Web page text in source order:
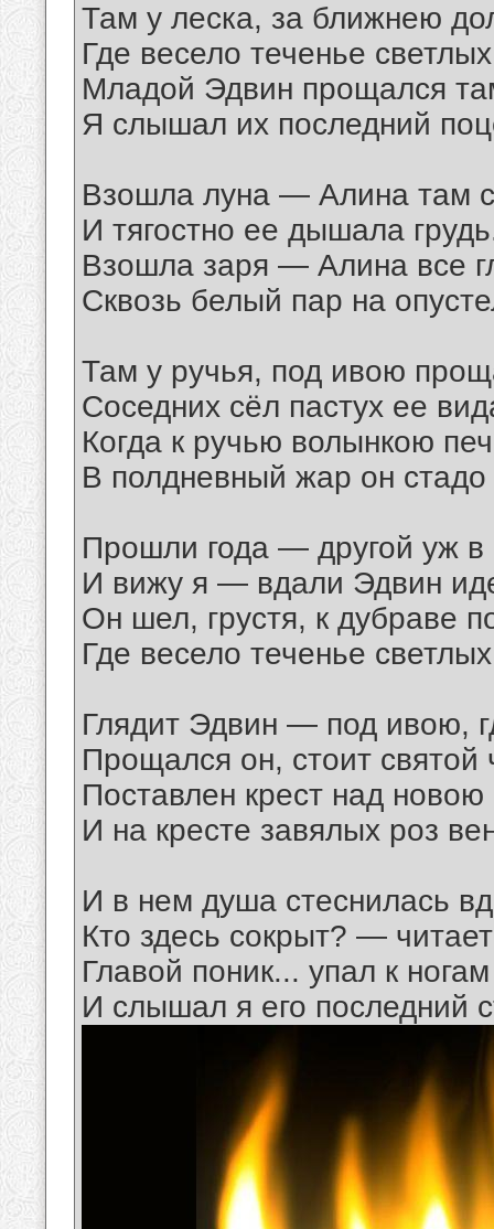
Там у леска, за ближнею
Где весело теченье
Младой Эдвин прощался
Я слышал их последний
Взошла луна — Алина там
И тягостно ее дышала
Взошла заря — Алина все
Сквозь белый пар на
Там у ручья, под ивою
Соседних сёл пастух ее
Когда к ручью волынкою
В полдневный жар он
Прошли года — другой уж в
И вижу я — вдали Эдвин
Он шел, грустя, к дубраве
Где весело теченье
Глядит Эдвин — под ивою,
Прощался он, стоит святой
Поставлен крест над
И на кресте завялых роз
И в нем душа стеснилась
Кто здесь сокрыт? —
Главой поник... упал к
И слышал я его последний